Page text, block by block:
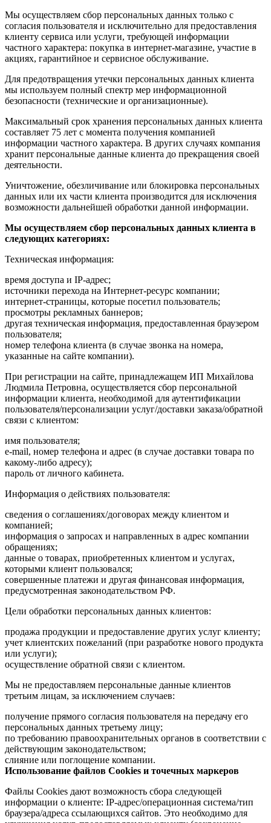
Мы осуществляем сбор персональных данных только с
согласия пользователя и исключительно для предоставления
клиенту сервиса или услуги, требующей информации
частного характера: покупка в интернет-магазине, участие в
акциях, гарантийное и сервисное обслуживание.
Для предотвращения утечки персональных данных клиента
мы используем полный спектр мер информационной
безопасности (технические и организационные).
Максимальный срок хранения персональных данных клиента
составляет 75 лет с момента получения компанией
информации частного характера. В других случаях компания
хранит персональные данные клиента до прекращения своей
деятельности.
Уничтожение, обезличивание или блокировка персональных
данных или их части клиента производится для исключения
возможности дальнейшей обработки данной информации.
Мы осуществляем сбор персональных данных клиента в
следующих категориях:
Техническая информация:
время доступа и IP-адрес;
источники перехода на Интернет-ресурс компании;
интернет-страницы, которые посетил пользователь;
просмотры рекламных баннеров;
другая техническая информация, предоставленная браузером
пользователя;
номер телефона клиента (в случае звонка на номера,
указанные на сайте компании).
При регистрации на сайте, принадлежащем ИП Михайлова
Людмила Петровна, осуществляется сбор персональной
информации клиента, необходимой для аутентификации
пользователя/персонализации услуг/доставки заказа/обратной
связи с клиентом:
имя пользователя;
e-mail, номер телефона и адрес (в случае доставки товара по
какому-либо адресу);
пароль от личного кабинета.
Информация о действиях пользователя:
сведения о соглашениях/договорах между клиентом и
компанией;
информация о запросах и направленных в адрес компании
обращениях;
данные о товарах, приобретенных клиентом и услугах,
которыми клиент пользовался;
совершенные платежи и другая финансовая информация,
предусмотренная законодательством РФ.
Цели обработки персональных данных клиентов:
продажа продукции и предоставление других услуг клиенту;
учет клиентских пожеланий (при разработке нового продукта
или услуги);
осуществление обратной связи с клиентом.
Мы не предоставляем персональные данные клиентов
третьим лицам, за исключением случаев:
получение прямого согласия пользователя на передачу его
персональных данных третьему лицу;
по требованию правоохранительных органов в соответствии с
действующим законодательством;
слияние или поглощение компании.
Использование файлов Cookies и точечных маркеров
Файлы Cookies дают возможность сбора следующей
информации о клиенте: IP-адрес/операционная система/тип
браузера/адреса ссылающихся сайтов. Это необходимо для